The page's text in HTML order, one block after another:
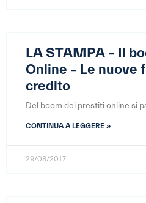
LA STAMPA – Il
Online – Le nuove
credito
Del boom dei prestiti online si
CONTINUA A LEGGERE »
29/08/2017